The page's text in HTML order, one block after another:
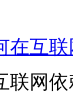
在互
联网